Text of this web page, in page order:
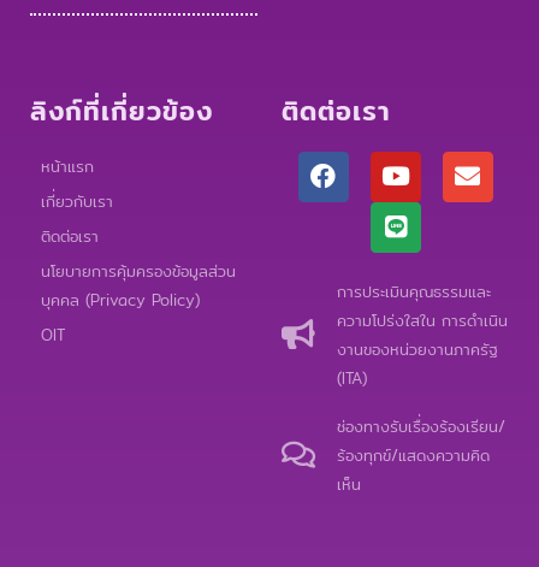
ลิงก์ที่เกี่ยวข้อง
หน้าแรก
เกี่ยวกับเรา
ติดต่อเรา
นโยบายการคุ้มครองข้อมูลส่วน
บุคคล (Privacy Policy)
OIT
ติดต่อเรา
F
a
c
Y
o
u
t
u
b
e
E
n
v
o
p
e
L
i
n
e
การประเมินคุณธรรมและ
ความโปร่งใสใน การดำเนิน
งานของหน่วยงานภาครัฐ
(ITA)
ช่องทางรับเรื่องร้องเรียน/
ร้องทุกข์/แสดงความคิด
เห็น